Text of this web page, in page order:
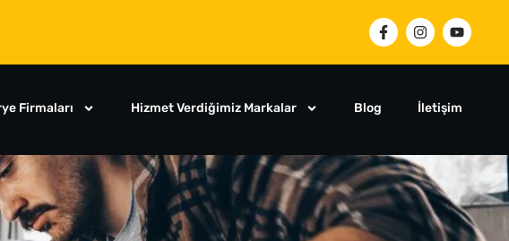
Firmaları Hizmet Verdiğimiz Markalar Blog İletişim